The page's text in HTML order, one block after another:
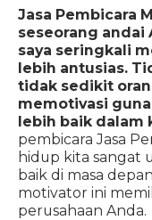
Jasa Pembicara
seseorang andai
saya seringkali
lebih antusias.
tidak sedikit
memotivasi
lebih baik dalam
pembicara Jasa
hidup kita sangat
baik di masa
motivator ini
perusahaan Anda.